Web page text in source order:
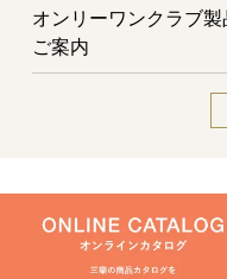
オンリーワンクラブ
ご案内